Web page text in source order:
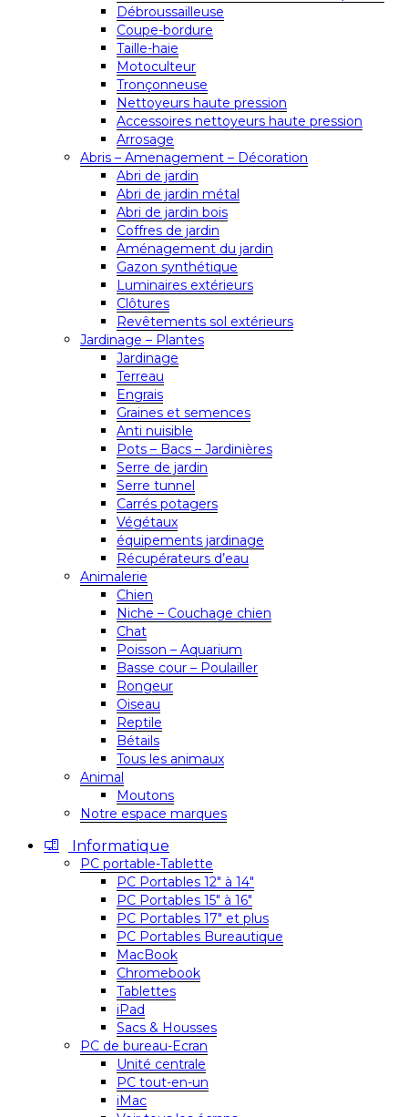
Débroussailleuse
Coupe-bordure
Taille-haie
Motoculteur
Tronçonneuse
Nettoyeurs haute pression
Accessoires nettoyeurs haute pression
Arrosage
Abris – Amenagement – Décoration
Abri de jardin
Abri de jardin métal
Abri de jardin bois
Coffres de jardin
Aménagement du jardin
Gazon synthétique
Luminaires extérieurs
Clôtures
Revêtements sol extérieurs
Jardinage – Plantes
Jardinage
Terreau
Engrais
Graines et semences
Anti nuisible
Pots – Bacs – Jardinières
Serre de jardin
Serre tunnel
Carrés potagers
Végétaux
équipements jardinage
Récupérateurs d’eau
Animalerie
Chien
Niche – Couchage chien
Chat
Poisson – Aquarium
Basse cour – Poulailler
Rongeur
Oiseau
Reptile
Bétails
Tous les animaux
Animal
Moutons
Notre espace marques
Informatique
PC portable-Tablette
PC Portables 12″ à 14″
PC Portables 15″ à 16″
PC Portables 17″ et plus
PC Portables Bureautique
MacBook
Chromebook
Tablettes
iPad
Sacs & Housses
PC de bureau-Ecran
Unité centrale
PC tout-en-un
iMac